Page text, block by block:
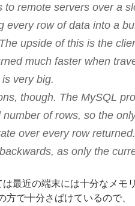
to remote servers over a
every row of data into a
upside of this is the
much faster when
very big.
though. The MySQL
of rows, so the
over every row
as only the
最近の端末には十分なメモ
方で十分さばけているので、